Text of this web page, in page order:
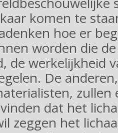
komen te
hoe er
worden die
de werkelijkheid
De
zullen
dat het
zeggen het